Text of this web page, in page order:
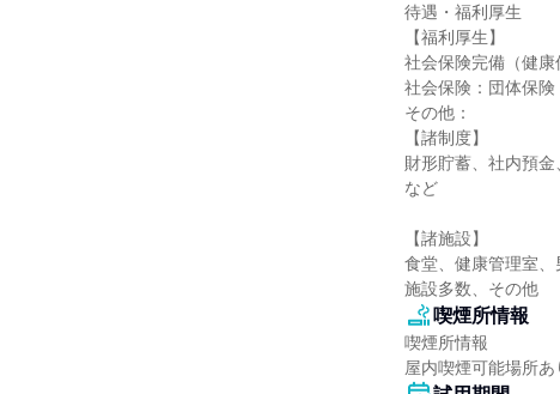
待遇・福利厚生
【福利厚生】
社会保険完備（健康
社会保険：団体保険
その他：
【諸制度】
財形貯蓄、社内預
など
【諸施設】
食堂、健康管理室
施設多数、その他
喫煙所情報
喫煙所情報
屋内喫煙可能場所あ